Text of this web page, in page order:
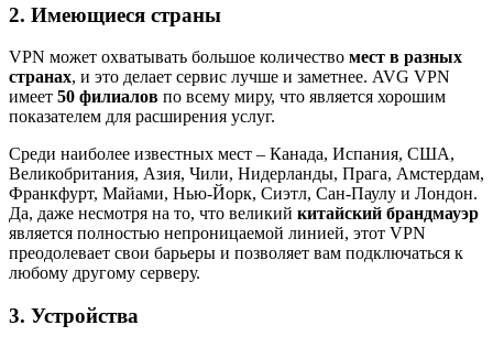
2. Имеющиеся страны
VPN может охватывать большое количество мест в разных
странах, и это делает сервис лучше и заметнее. AVG VPN
имеет 50 филиалов по всему миру, что является хорошим
показателем для расширения услуг.
Среди наиболее известных мест – Канада, Испания, США,
Великобритания, Азия, Чили, Нидерланды, Прага, Амстердам,
Франкфурт, Майами, Нью-Йорк, Сиэтл, Сан-Паулу и Лондон.
Да, даже несмотря на то, что великий китайский брандмауэр
является полностью непроницаемой линией, этот VPN
преодолевает свои барьеры и позволяет вам подключаться к
любому другому серверу.
3. Устройства